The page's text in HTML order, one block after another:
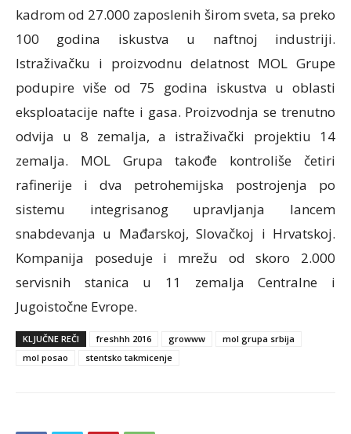
kadrom od 27.000 zaposlenih širom sveta, sa preko
100 godina iskustva u naftnoj industriji.
Istraživačku i proizvodnu delatnost MOL Grupe
podupire više od 75 godina iskustva u oblasti
eksploatacije nafte i gasa. Proizvodnja se trenutno
odvija u 8 zemalja, a istraživački projektiu 14
zemalja. MOL Grupa takođe kontroliše četiri
rafinerije i dva petrohemijska postrojenja po
sistemu integrisanog upravljanja lancem
snabdevanja u Mađarskoj, Slovačkoj i Hrvatskoj.
Kompanija poseduje i mrežu od skoro 2.000
servisnih stanica u 11 zemalja Centralne i
Jugoistočne Evrope.
KLJUČNE REČI freshhh 2016 growww
mol grupa srbija
mol posao
stentsko takmicenje